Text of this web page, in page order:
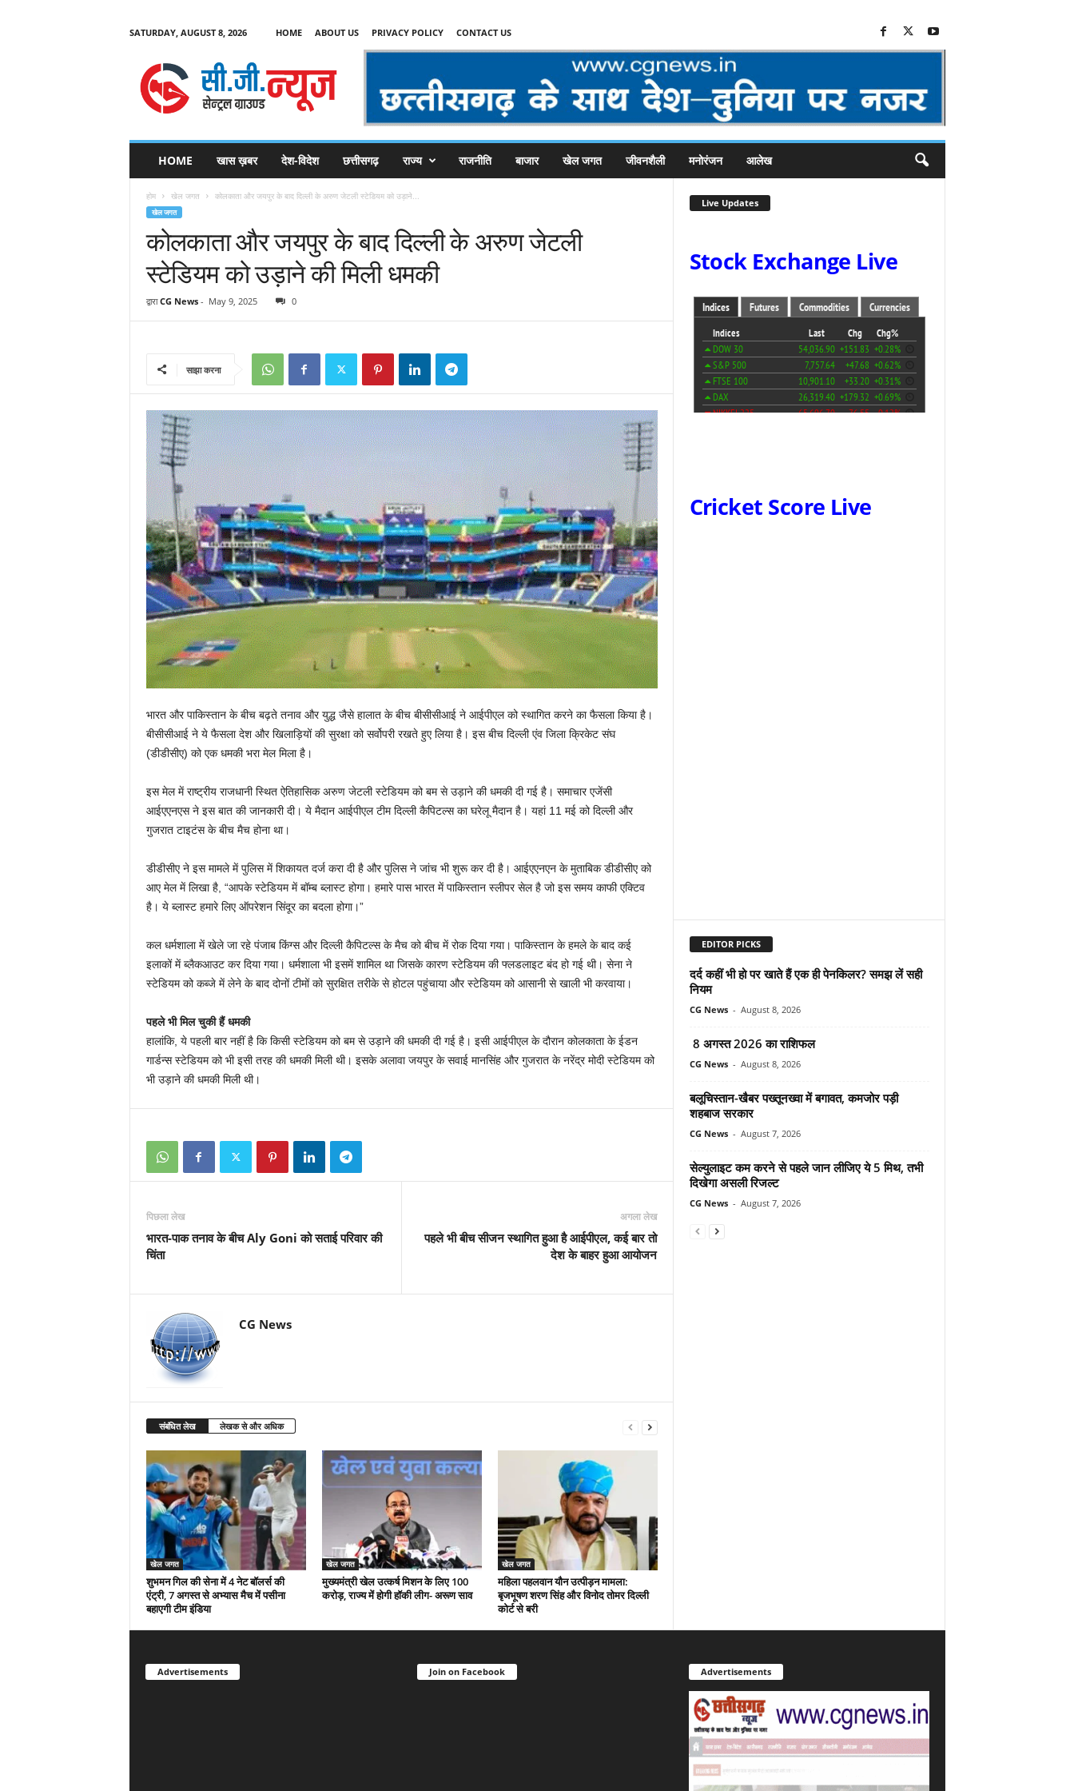
SATURDAY, AUGUST 8, 2026 HOME ABOUT US PRIVACY POLICY CONTACT US
C
HOME खास ख़बर देश-विदेश छत्तीसगढ़ राज्य राजनीति बाजार खेल जगत जीवनशैली मनोरंजन आलेख
होम खेल जगत कोलकाता और जयपुर के बाद दिल्ली के अरुण जेटली स्टेडियम को उड़ाने...
खेल जगत
कोलकाता और जयपुर के बाद दिल्ली के अरुण जेटली
स्टेडियम को उड़ाने की मिली धमकी
द्वारा CG News- May 9, 2025 0
साझा करना
भारत और पाकिस्तान के बीच बढ़ते तनाव और युद्ध जैसे हालात के बीच बीसीसीआई ने आईपीएल को स्थागित करने का फैसला किया है।
बीसीसीआई ने ये फैसला देश और खिलाड़ियों की सुरक्षा को सर्वोपरी रखते हुए लिया है। इस बीच दिल्ली एंव जिला क्रिकेट संघ
(डीडीसीए) को एक धमकी भरा मेल मिला है।
इस मेल में राष्ट्रीय राजधानी स्थित ऐतिहासिक अरुण जेटली स्टेडियम को बम से उड़ाने की धमकी दी गई है। समाचार एजेंसी
आईएएनएस ने इस बात की जानकारी दी। ये मैदान आईपीएल टीम दिल्ली कैपिटल्स का घरेलू मैदान है। यहां 11 मई को दिल्ली और
गुजरात टाइटंस के बीच मैच होना था।
डीडीसीए ने इस मामले में पुलिस में शिकायत दर्ज करा दी है और पुलिस ने जांच भी शुरू कर दी है। आईएएनएन के मुताबिक डीडीसीए को
आए मेल में लिखा है, “आपके स्टेडियम में बॉम्ब ब्लास्ट होगा। हमारे पास भारत में पाकिस्तान स्लीपर सेल है जो इस समय काफी एक्टिव
है। ये ब्लास्ट हमारे लिए ऑपरेशन सिंदूर का बदला होगा।”
कल धर्मशाला में खेले जा रहे पंजाब किंग्स और दिल्ली कैपिटल्स के मैच को बीच में रोक दिया गया। पाकिस्तान के हमले के बाद कई
इलाकों में ब्लैकआउट कर दिया गया। धर्मशाला भी इसमें शामिल था जिसके कारण स्टेडियम की फ्लडलाइट बंद हो गई थी। सेना ने
स्टेडियम को कब्जे में लेने के बाद दोनों टीमों को सुरक्षित तरीके से होटल पहुंचाया और स्टेडियम को आसानी से खाली भी करवाया।
पहले भी मिल चुकी हैं धमकी
हालांकि, ये पहली बार नहीं है कि किसी स्टेडियम को बम से उड़ाने की धमकी दी गई है। इसी आईपीएल के दौरान कोलकाता के ईडन
गार्डन्स स्टेडियम को भी इसी तरह की धमकी मिली थी। इसके अलावा जयपुर के सवाई मानसिंह और गुजरात के नरेंद्र मोदी स्टेडियम को
भी उड़ाने की धमकी मिली थी।
पिछला लेख
भारत-पाक तनाव के बीच Aly Goni को सताई परिवार की
चिंता
अगला लेख
पहले भी बीच सीजन स्‍थागित हुआ है आईपीएल, कई बार तो
देश के बाहर हुआ आयोजन
CG News
संबंधित लेख लेखक से और अधिक
खेल जगत
शुभमन गिल की सेना में 4 नेट बॉलर्स की
एंट्री, 7 अगस्त से अभ्यास मैच में पसीना
बहाएगी टीम इंडिया
खेल जगत
मुख्यमंत्री खेल उत्कर्ष मिशन के लिए 100
करोड़, राज्य में होगी हॉकी लीग- अरूण साव
खेल जगत
महिला पहलवान यौन उत्पीड़न मामला:
बृजभूषण शरण सिंह और विनोद तोमर दिल्ली
कोर्ट से बरी
Live Updates
Stock Exchange Live
Cricket Score Live
EDITOR PICKS
दर्द कहीं भी हो पर खाते हैं एक ही पेनकिलर? समझ लें सही
नियम
CG News - August 8, 2026
8 अगस्त 2026 का राशिफल
CG News - August 8, 2026
बलूचिस्तान-खैबर पख्तूनख्वा में बगावत, कमजोर पड़ी
शहबाज सरकार
CG News - August 7, 2026
सेल्युलाइट कम करने से पहले जान लीजिए ये 5 मिथ, तभी
दिखेगा असली रिजल्ट
CG News - August 7, 2026
Advertisements Join on Facebook Advertisements